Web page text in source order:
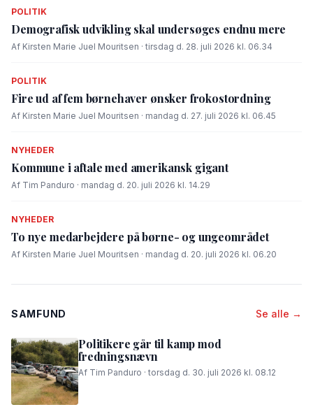
POLITIK
Demografisk udvikling skal undersøges endnu mere
Af Kirsten Marie Juel Mouritsen · tirsdag d. 28. juli 2026 kl. 06.34
POLITIK
Fire ud af fem børnehaver ønsker frokostordning
Af Kirsten Marie Juel Mouritsen · mandag d. 27. juli 2026 kl. 06.45
NYHEDER
Kommune i aftale med amerikansk gigant
Af Tim Panduro · mandag d. 20. juli 2026 kl. 14.29
NYHEDER
To nye medarbejdere på børne- og ungeområdet
Af Kirsten Marie Juel Mouritsen · mandag d. 20. juli 2026 kl. 06.20
SAMFUND Se alle →
Politikere går til kamp mod
fredningsnævn
Af Tim Panduro · torsdag d. 30. juli 2026 kl. 08.12